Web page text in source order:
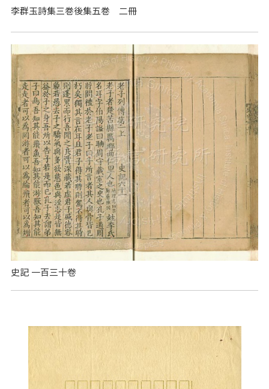
李群玉詩集三巻後集五巻 二冊
史記 一百三十卷